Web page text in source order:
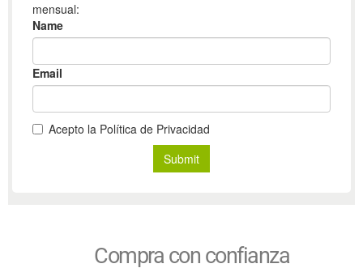
Compra con confianza